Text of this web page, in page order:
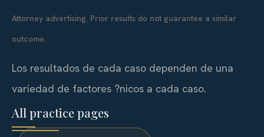
Attorney advertising. Prior results do not guarantee a similar
outcome.
Los resultados de cada caso dependen de una
variedad de factores ?nicos a cada caso.
All practice pages